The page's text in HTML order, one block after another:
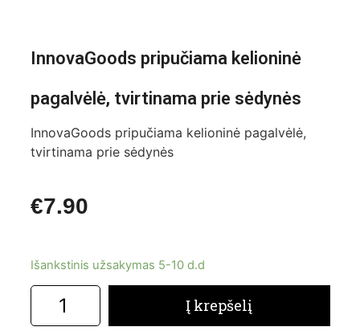
InnovaGoods pripučiama kelioninė
pagalvėlė, tvirtinama prie sėdynės
InnovaGoods pripučiama kelioninė pagalvėlė,
tvirtinama prie sėdynės
€7.90
Išankstinis užsakymas 5-10 d.d
Į krepšelį